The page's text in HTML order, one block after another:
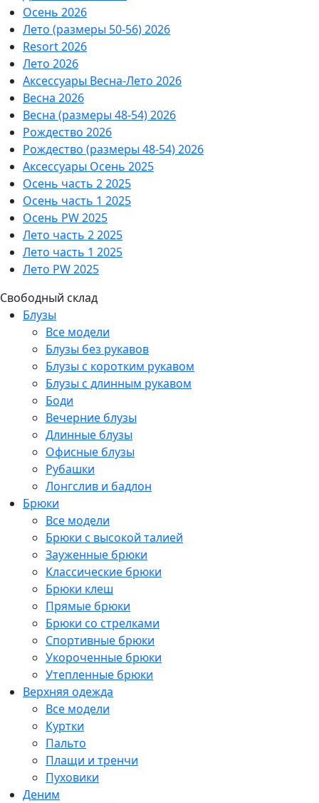
Осень 2026
Лето (размеры 50-56) 2026
Resort 2026
Лето 2026
Аксессуары Весна-Лето 2026
Весна 2026
Весна (размеры 48-54) 2026
Рождество 2026
Рождество (размеры 48-54) 2026
Аксессуары Осень 2025
Осень часть 2 2025
Осень часть 1 2025
Осень PW 2025
Лето часть 2 2025
Лето часть 1 2025
Лето PW 2025
Свободный склад
Блузы
Все модели
Блузы без рукавов
Блузы с коротким рукавом
Блузы с длинным рукавом
Боди
Вечерние блузы
Длинные блузы
Офисные блузы
Рубашки
Лонгслив и бадлон
Брюки
Все модели
Брюки с высокой талией
Зауженные брюки
Классические брюки
Брюки клеш
Прямые брюки
Брюки со стрелками
Спортивные брюки
Укороченные брюки
Утепленные брюки
Верхняя одежда
Все модели
Куртки
Пальто
Плащи и тренчи
Пуховики
Деним